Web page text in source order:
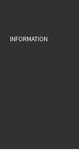
INFORMATION